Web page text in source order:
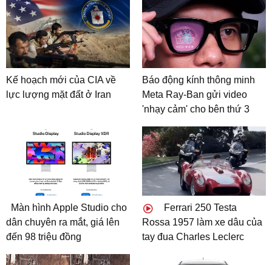
Kế hoạch mới của CIA về
lực lượng mặt đất ở Iran
Báo động kính thông minh
Meta Ray-Ban gửi video
'nhạy cảm' cho bên thứ 3
Màn hình Apple Studio cho
dân chuyên ra mắt, giá lên
đến 98 triệu đồng
Ferrari 250 Testa
Rossa 1957 làm xe dâu của
tay đua Charles Leclerc